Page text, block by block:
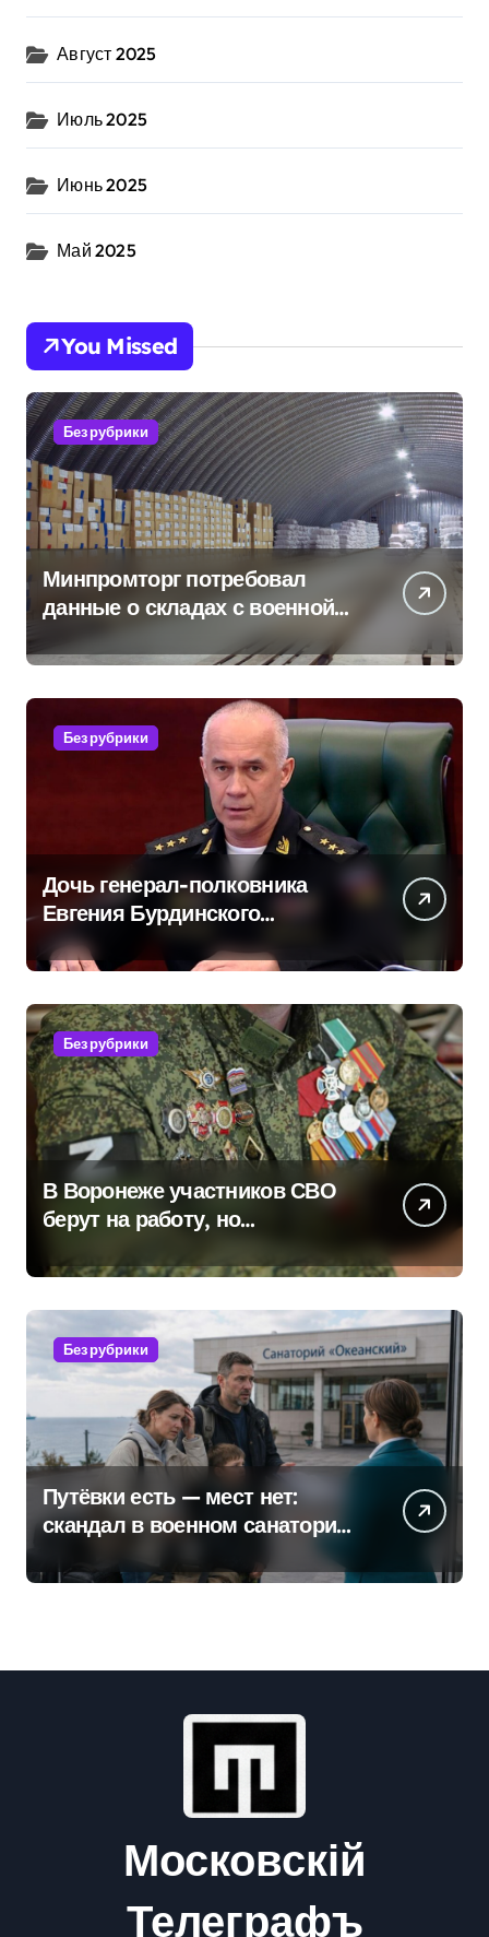
Август 2025
Июль 2025
Июнь 2025
Май 2025
You Missed
Без рубрики
Минпромторг потребовал
данные о складах с военной
продукцией: предприятия
обратились в СК
Без рубрики
Дочь генерал-полковника
Евгения Бурдинского
оказывает платные услуги по
вопросам военной службы и
бронирования
Без рубрики
В Воронеже участников СВО
берут на работу, но
удержаться удаётся не всем
Без рубрики
Путёвки есть — мест нет:
скандал в военном санатории
Московскій
Телеграфъ